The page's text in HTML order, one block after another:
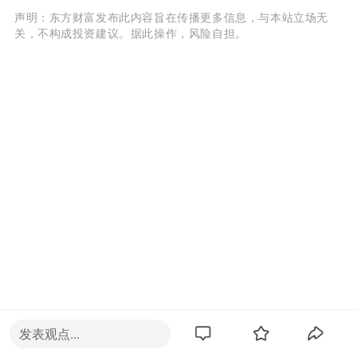
声明：东方财富发布此内容旨在传播更多信息，与本站立场无
关，不构成投资建议。据此操作，风险自担。
发表观点...